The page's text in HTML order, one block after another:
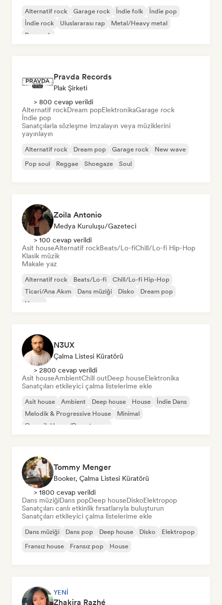
Alternatif rock Garage rock İndie folk
İndie pop
İndie rock
Uluslararası rap
Metal/Heavy metal
Pop rock
Pravda Records
Plak Şirketi
> 800 cevap verildi
Alternatif rockDream popElektronikaGarage rock
İndie pop
Sanatçılarla sözleşme imzalayın veya müziklerini
yayınlayın
Alternatif rock Dream pop Garage rock
New wave
Pop soul
Reggae Shoegaze Soul
Zoila Antonio
Medya Kuruluşu/Gazeteci
> 100 cevap verildi
Asit houseAlternatif rockBeats/Lo-fiChill/Lo-fi Hip-Hop
Klasik müzik
Makale yaz
Alternatif rock Beats/Lo-fi
Chill/Lo-fi Hip-Hop
Ticari/Ana Akım
Dans müziği Disko
Dream pop
House
N3UX
Çalma Listesi Küratörü
> 2800 cevap verildi
Asit houseAmbientChill outDeep houseElektronika
Sanatçıları etkileyici çalma listelerime ekle
Asit house Ambient Deep house House
İndie Dans
Melodik & Progressive House
Minimal
Organik House/Downtempo
Tommy Menger
Booker, Çalma Listesi Küratörü
> 1800 cevap verildi
Dans müziğiDans popDeep houseDiskoElektropop
Sanatçıları canlı etkinlik fırsatlarıyla buluşturun
Sanatçıları etkileyici çalma listelerime ekle
Dans müziği Dans pop Deep house Disko
Elektropop
Fransız house
Fransız pop House
YENI
Zhakira Razhé